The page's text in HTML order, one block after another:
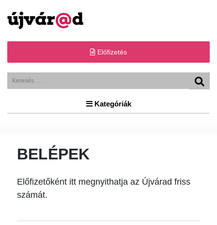
Előfizetés
Kategóriák
BELÉPEK
Előfizetőként itt megnyithatja az Újvárad friss
számát.